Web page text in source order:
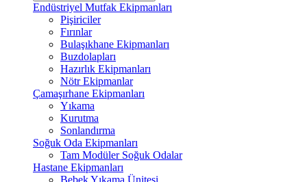
Endüstriyel Mutfak Ekipmanları
Pişiriciler
Fırınlar
Bulaşıkhane Ekipmanları
Buzdolapları
Hazırlık Ekipmanları
Nötr Ekipmanlar
Çamaşırhane Ekipmanları
Yıkama
Kurutma
Sonlandırma
Soğuk Oda Ekipmanları
Tam Modüler Soğuk Odalar
Hastane Ekipmanları
Bebek Yıkama Ünitesi